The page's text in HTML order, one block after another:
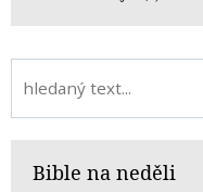
Bible na neděli